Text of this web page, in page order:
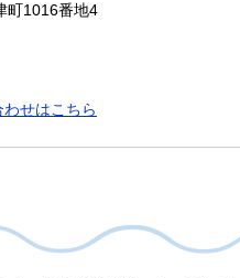
町1016番地4
わせはこちら